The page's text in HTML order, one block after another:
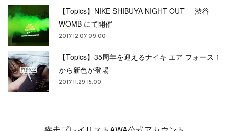
【Topics】NIKE SHIBUYA NIGHT OUT ––渋谷
WOMB にて開催
2017.12.07 09:00
【Topics】35周年を迎えるナイキ エア フォース 1
から新色が登場
2017.11.29 15:00